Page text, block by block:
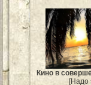
Кино в
[Надо